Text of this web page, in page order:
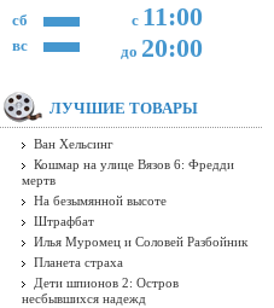
с 11:00
до 20:00
сб
вс
ЛУЧШИЕ ТОВАРЫ
Ван Хельсинг
Кошмар на улице Вязов 6: Фредди
мертв
На безымянной высоте
Штрафбат
Илья Муромец и Соловей Разбойник
Планета страха
Дети шпионов 2: Остров
несбывшихся надежд